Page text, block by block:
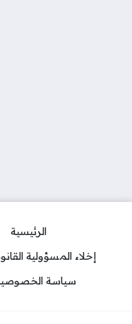
الرئيسية
إخلاء المسؤولية
سياسة